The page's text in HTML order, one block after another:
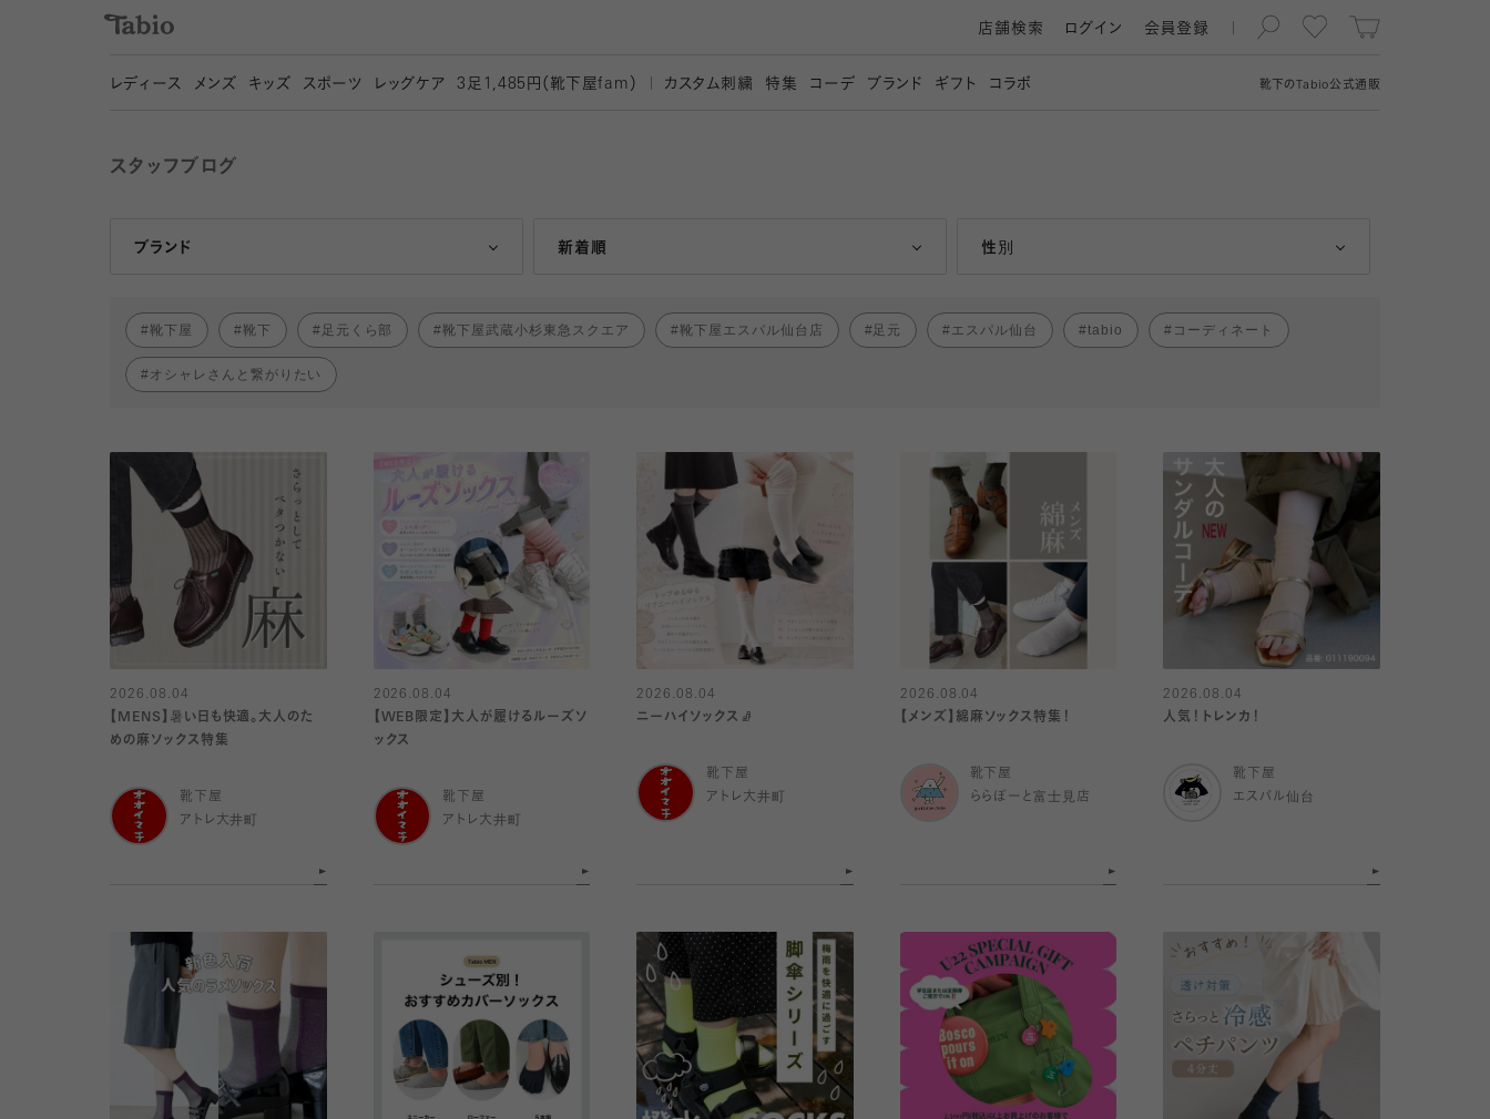
靴下の Tabio公式通販
店舗検索 ログイン 会員登録
レディース メンズ キッズ スポーツ レッグケア 3 足1,485円（靴下屋fam） カスタム刺繍 特集 コーデ ブランド ギフト コラボ
スタッフブログ
ブランド
Tabio 新着順
人気ランキング順 性別
女性
靴下屋 靴下 足元くら部 靴下屋武蔵小杉東急スクエア 靴下屋エスパル仙台店 足元 エスパル仙台 tabio コーディネート
オシャレさんと繋がりたい
2026.08.04
【MENS】暑い日も快適。大人のた
めの麻ソックス特集
靴下屋
アトレ大井町
2026.08.04
【WEB限定】大人が履けるルーズソ
ックス
靴下屋
アトレ大井町
2026.08.04
ニーハイソックス🧦
靴下屋
アトレ大井町
2026.08.04
【メンズ】綿麻ソックス特集！
靴下屋
ららぽーと富士見店
2026.08.04
人気！トレンカ！
靴下屋
エスパル仙台